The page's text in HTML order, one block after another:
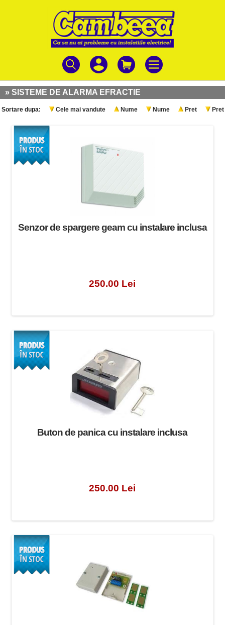
» SISTEME DE ALARMA EFRACTIE
Sortare dupa: Cele mai vandute Nume Nume Pret Pret
Senzor de spargere geam cu instalare inclusa
250.00 Lei
Buton de panica cu instalare inclusa
250.00 Lei